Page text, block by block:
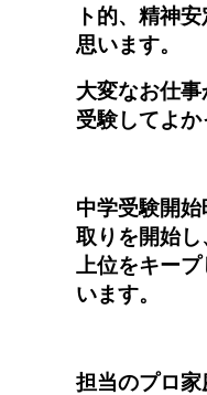
ト的、精神
思います。
大変なお仕事
受験してよか
中学受験開
取りを開始し
上位をキー
います。
担当のプロ